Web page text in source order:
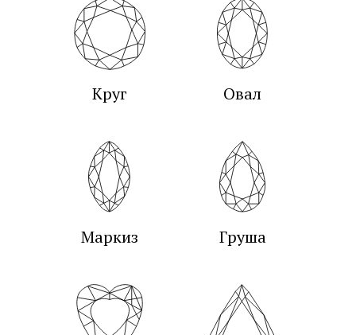
Заполните заявку
или свяжитесь с нами
по телефону
Товаровед проведёт
оценку и рассчитает
Вы получаете деньги
и документы о
продаже
Круг Овал
Маркиз Груша